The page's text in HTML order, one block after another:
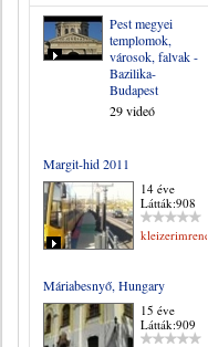
Pest megyei
templomok,
városok, falvak -
Bazilika-
Budapest
29 videó
Margit-hid 2011
14 éve
Látták:908
kleizerimrene
Máriabesnyő, Hungary
15 éve
Látták:909